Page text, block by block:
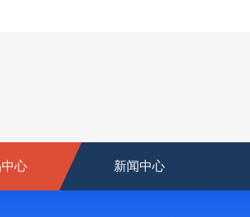
心 新闻中心